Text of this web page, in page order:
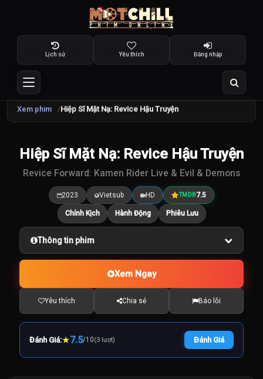
Lịch sử Yêu thích Đăng nhập
Xem phim Hiệp Sĩ Mặt Nạ: Revice Hậu Truyện
7.5/10
Hiệp Sĩ Mặt Nạ: Revice Hậu Truyện
Revice Forward: Kamen Rider Live & Evil & Demons
2023 Vietsub HD TMDB7.5
Chính Kịch Hành Động Phiêu Lưu
Thông tin phim
Xem Ngay
Yêu thích Chia sẻ Báo lỗi
Đánh Giá:★7.5/10(3 lượt) Đánh Giá